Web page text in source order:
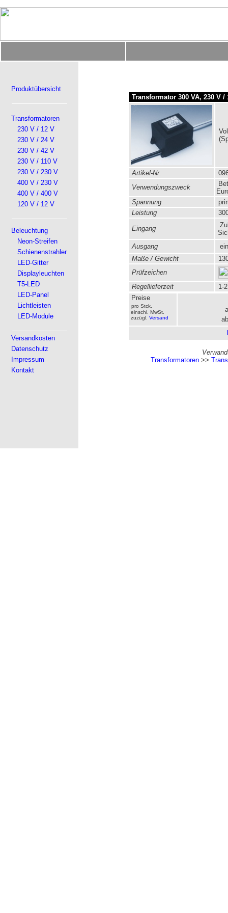
Produktübersicht
Transformatoren
230 V / 12 V
230 V / 24 V
230 V / 42 V
230 V / 110 V
230 V / 230 V
400 V / 230 V
400 V / 400 V
120 V / 12 V
Beleuchtung
Neon-Streifen
Schienenstrahler
LED-Gitter
Displayleuchten
T5-LED
LED-Panel
Lichtleisten
LED-Module
Versandkosten
Datenschutz
Impressum
Kontakt
Transformator 300 VA, 230 V /
Artikel-Nr.
Verwendungszweck
Spannung
Leistung
Eingang
Ausgang
Maße / Gewicht
Prüfzeichen
Regellieferzeit
1-
Preise
pro Stck,
einschl. MwSt.
zuzügl. Versand
Transformatoren >>